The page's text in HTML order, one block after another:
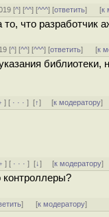
[^] [^^] [^^^] [ответить] [к
что разработчик
[^] [^^] [^^^] [ответить] [к
библиотеки,
] [ · · ·][↑] [к модератору]
] [ · · ·][↓] [к модератору]
контроллеры?
] [к модератору]